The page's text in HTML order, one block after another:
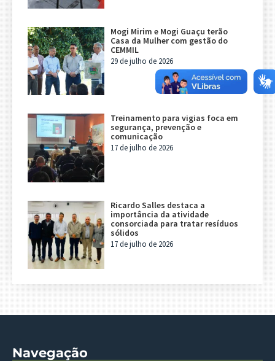
Mogi Mirim e Mogi Guaçu terão
Casa da Mulher com gestão do
CEMMIL
29 de julho de 2026
Treinamento para vigias foca em
segurança, prevenção e
comunicação
17 de julho de 2026
Ricardo Salles destaca a
importância da atividade
consorciada para tratar resíduos
sólidos
17 de julho de 2026
Navegação